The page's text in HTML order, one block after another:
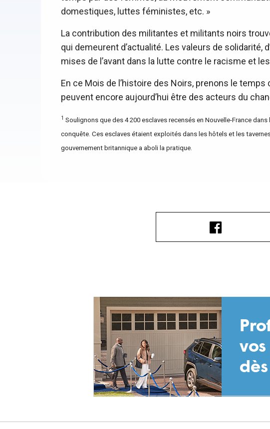
domestiques, luttes féministes, etc. »
La contribution des militantes et militants noirs
qui demeurent d’actualité. Les valeurs de
mises de l’avant dans la lutte contre le racisme et
En ce Mois de l’histoire des Noirs, prenons le
peuvent encore aujourd’hui être des acteurs du
1 Soulignons que des 4 200 esclaves recensés en Nouvelle-France
conquête. Ces esclaves étaient exploités dans les hôtels et les
gouvernement britannique a aboli la pratique.